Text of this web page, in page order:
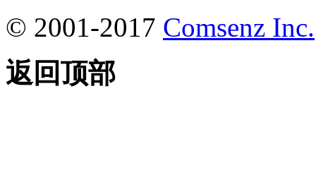
© 2001-2017 Comsenz Inc.
返回顶部